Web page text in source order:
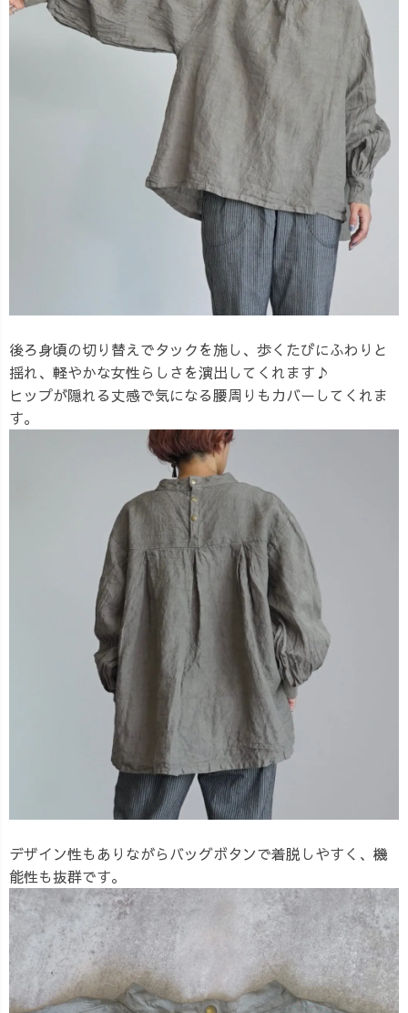
後ろ身頃の切り替えでタックを施し、歩くたびにふわりと
揺れ、軽やかな女性らしさを演出してくれます♪
ヒップが隠れる丈感で気になる腰周りもカバーしてくれま
す。
デザイン性もありながらバッグボタンで着脱しやすく、機
能性も抜群です。